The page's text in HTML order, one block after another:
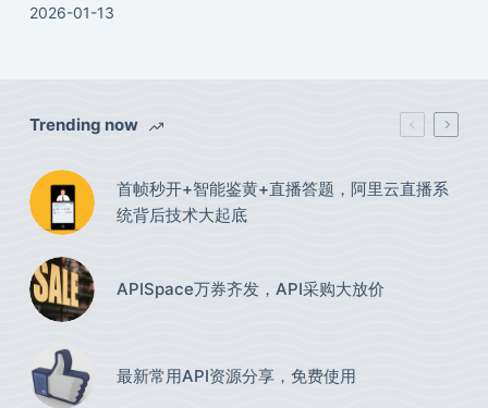
2026-01-13
Trending now
首帧秒开+智能鉴黄+直播答题，阿里云直播系
统背后技术大起底
APISpace万券齐发，API采购大放价
最新常用API资源分享，免费使用​